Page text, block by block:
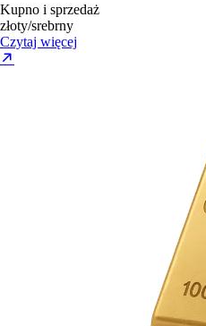
Kupno i sprzedaż
złoty/srebrny
Czytaj więcej